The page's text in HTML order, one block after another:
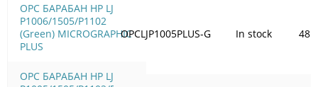
OPC БАРАБАН HP LJ
P1006/1505/Р1102
(Green) MICROGRAPHIC
PLUS
OPC БАРАБАН HP LJ
OPCLJP1005PLUS-G In stock